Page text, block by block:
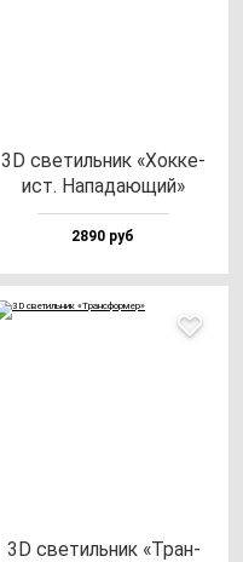
3D све­тиль­ник «Хок­ке­
ист. Напа­да­ющий»
2890 руб
3D све­тиль­ник «Тран­